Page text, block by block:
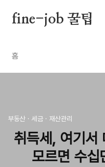
fine-job 꿀팁
홈
부동산 · 세금 · 재산관리
취득세, 여기
모르면 수십